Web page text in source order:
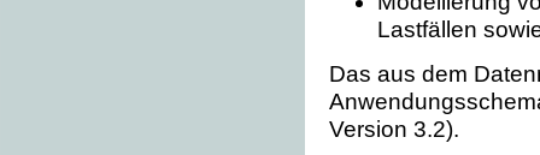
Lastfällen
Das aus dem
Version 3.2).